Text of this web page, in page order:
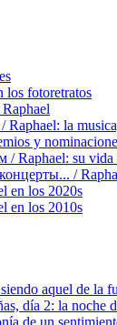
los fotoretratos
la
y
/ Raphael: su vida
/
en los 2020s
en los 2010s
aquel de la
día 2: la noche
de un